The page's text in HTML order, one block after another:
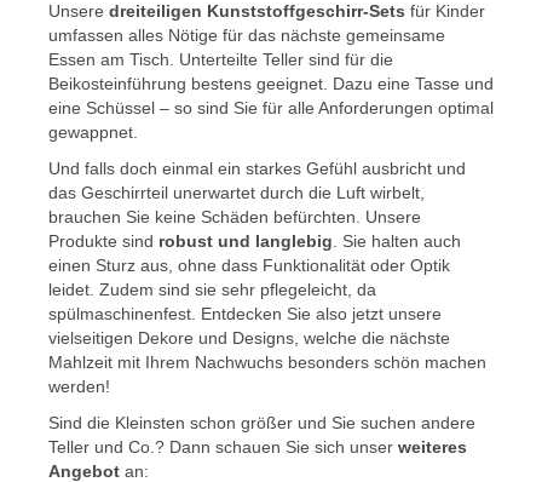
Unsere dreiteiligen Kunststoffgeschirr-Sets für Kinder
umfassen alles Nötige für das nächste gemeinsame
Essen am Tisch. Unterteilte Teller sind für die
Beikosteinführung bestens geeignet. Dazu eine Tasse und
eine Schüssel – so sind Sie für alle Anforderungen optimal
gewappnet.
Und falls doch einmal ein starkes Gefühl ausbricht und
das Geschirrteil unerwartet durch die Luft wirbelt,
brauchen Sie keine Schäden befürchten. Unsere
Produkte sind robust und langlebig . Sie halten auch
einen Sturz aus, ohne dass Funktionalität oder Optik
leidet. Zudem sind sie sehr pflegeleicht, da
spülmaschinenfest. Entdecken Sie also jetzt unsere
vielseitigen Dekore und Designs, welche die nächste
Mahlzeit mit Ihrem Nachwuchs besonders schön machen
werden!
Sind die Kleinsten schon größer und Sie suchen andere
Teller und Co.? Dann schauen Sie sich unser weiteres
Angebot an: